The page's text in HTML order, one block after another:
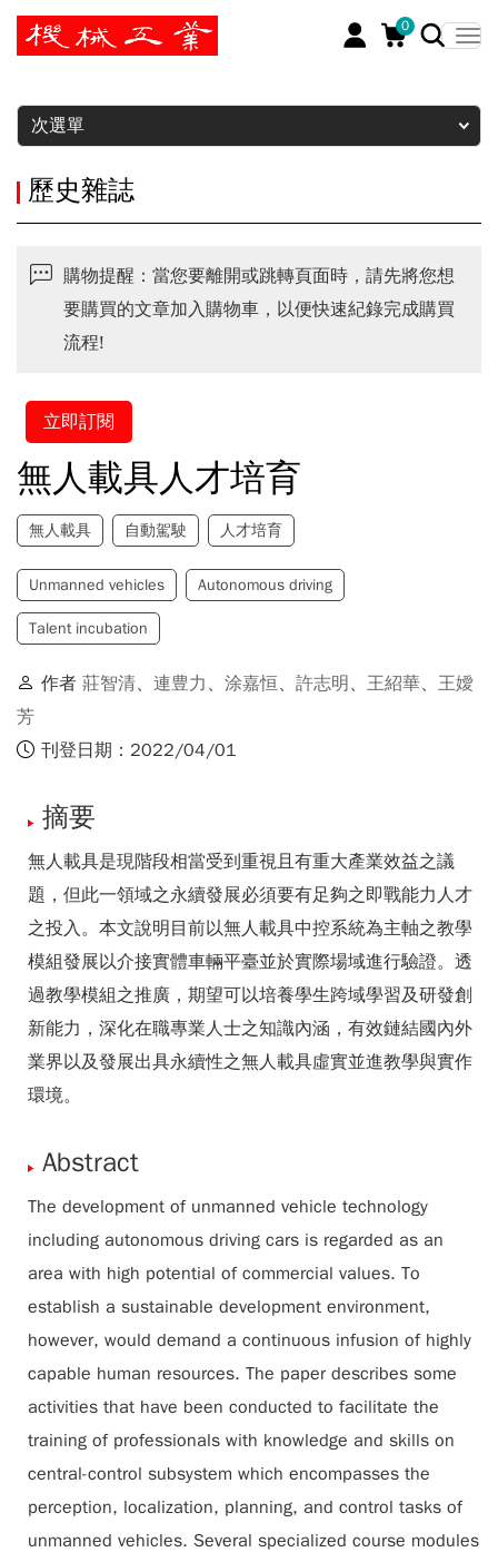
0
暫停
次選單
歷史雜誌
購物提醒：當您要離開或跳轉頁面時，請先將您想
要購買的文章加入購物車，以便快速紀錄完成購買
流程!
立即訂閱
無人載具人才培育
無人載具 自動駕駛 人才培育
Unmanned vehicles Autonomous driving
Talent incubation
作者 莊智清、 連豊力 、 涂嘉恒、 許志明 、 王紹華、 王嬡
芳
刊登日期：2022/04/01
摘要
無人載具是現階段相當受到重視且有重大產業效益之議
題，但此一領域之永續發展必須要有足夠之即戰能力人才
之投入。本文說明目前以無人載具中控系統為主軸之教學
模組發展以介接實體車輛平臺並於實際場域進行驗證。透
過教學模組之推廣，期望可以培養學生跨域學習及研發創
新能力，深化在職專業人士之知識內涵，有效鏈結國內外
業界以及發展出具永續性之無人載具虛實並進教學與實作
環境。
Abstract
The development of unmanned vehicle technology
including autonomous driving cars is regarded as an
area with high potential of commercial values. To
establish a sustainable development environment,
however, would demand a continuous infusion of highly
capable human resources. The paper describes some
activities that have been conducted to facilitate the
training of professionals with knowledge and skills on
central-control subsystem which encompasses the
perception, localization, planning, and control tasks of
unmanned vehicles. Several specialized course modules